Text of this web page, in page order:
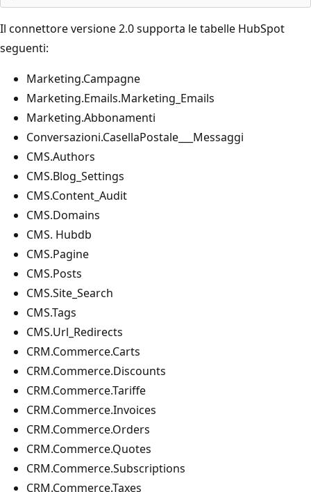
Il connettore versione 2.0 supporta le tabelle HubSpot
seguenti:
Marketing.Campagne
Marketing.Emails.Marketing_Emails
Marketing.Abbonamenti
Conversazioni.CasellaPostale___Messaggi
CMS.Authors
CMS.Blog_Settings
CMS.Content_Audit
CMS.Domains
CMS. Hubdb
CMS.Pagine
CMS.Posts
CMS.Site_Search
CMS.Tags
CMS.Url_Redirects
CRM.Commerce.Carts
CRM.Commerce.Discounts
CRM.Commerce.Tariffe
CRM.Commerce.Invoices
CRM.Commerce.Orders
CRM.Commerce.Quotes
CRM.Commerce.Subscriptions
CRM.Commerce.Taxes